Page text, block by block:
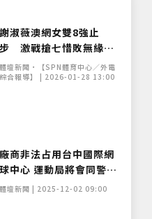
謝淑薇澳網女雙8強止
步 激戰搶七惜敗無緣三
連霸夢
體壇新聞•【SPN體育中心／外電
綜合報導】 | 2026-01-28 13:00
廠商非法占用台中國際網
球中心 運動局將會同警方
依法移置
體壇新聞 | 2025-12-02 09:00